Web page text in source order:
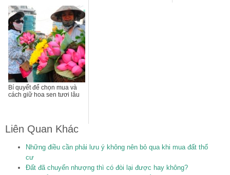
Bí quyết để chọn mua và
cách giữ hoa sen tươi lâu
Liên Quan Khác
Những điều cần phải lưu ý không nên bỏ qua khi mua đất thổ
cư
Đất đã chuyển nhượng thì có đòi lại được hay không?